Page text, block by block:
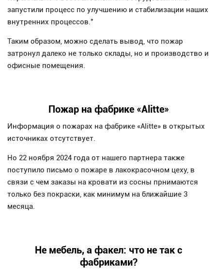
запустили процесс по улучшению и стабилизации наших
внутренних процессов."
Таким образом, можно сделать вывод, что пожар
затронул далеко не только склады, но и производство и
офисные помещения.
Пожар на фабрике «Alitte»
Информация о пожарах на фабрике «Alitte» в открытых
источниках отсутствует.
Но 22 ноября 2024 года от нашего партнера также
поступило письмо о пожаре в лакокрасочном цеху, в
связи с чем заказы на кровати из сосны прнимаются
только без покраски, как минимум на ближайшие 3
месяца.
Не мебель, а факел: что не так с
фабриками?